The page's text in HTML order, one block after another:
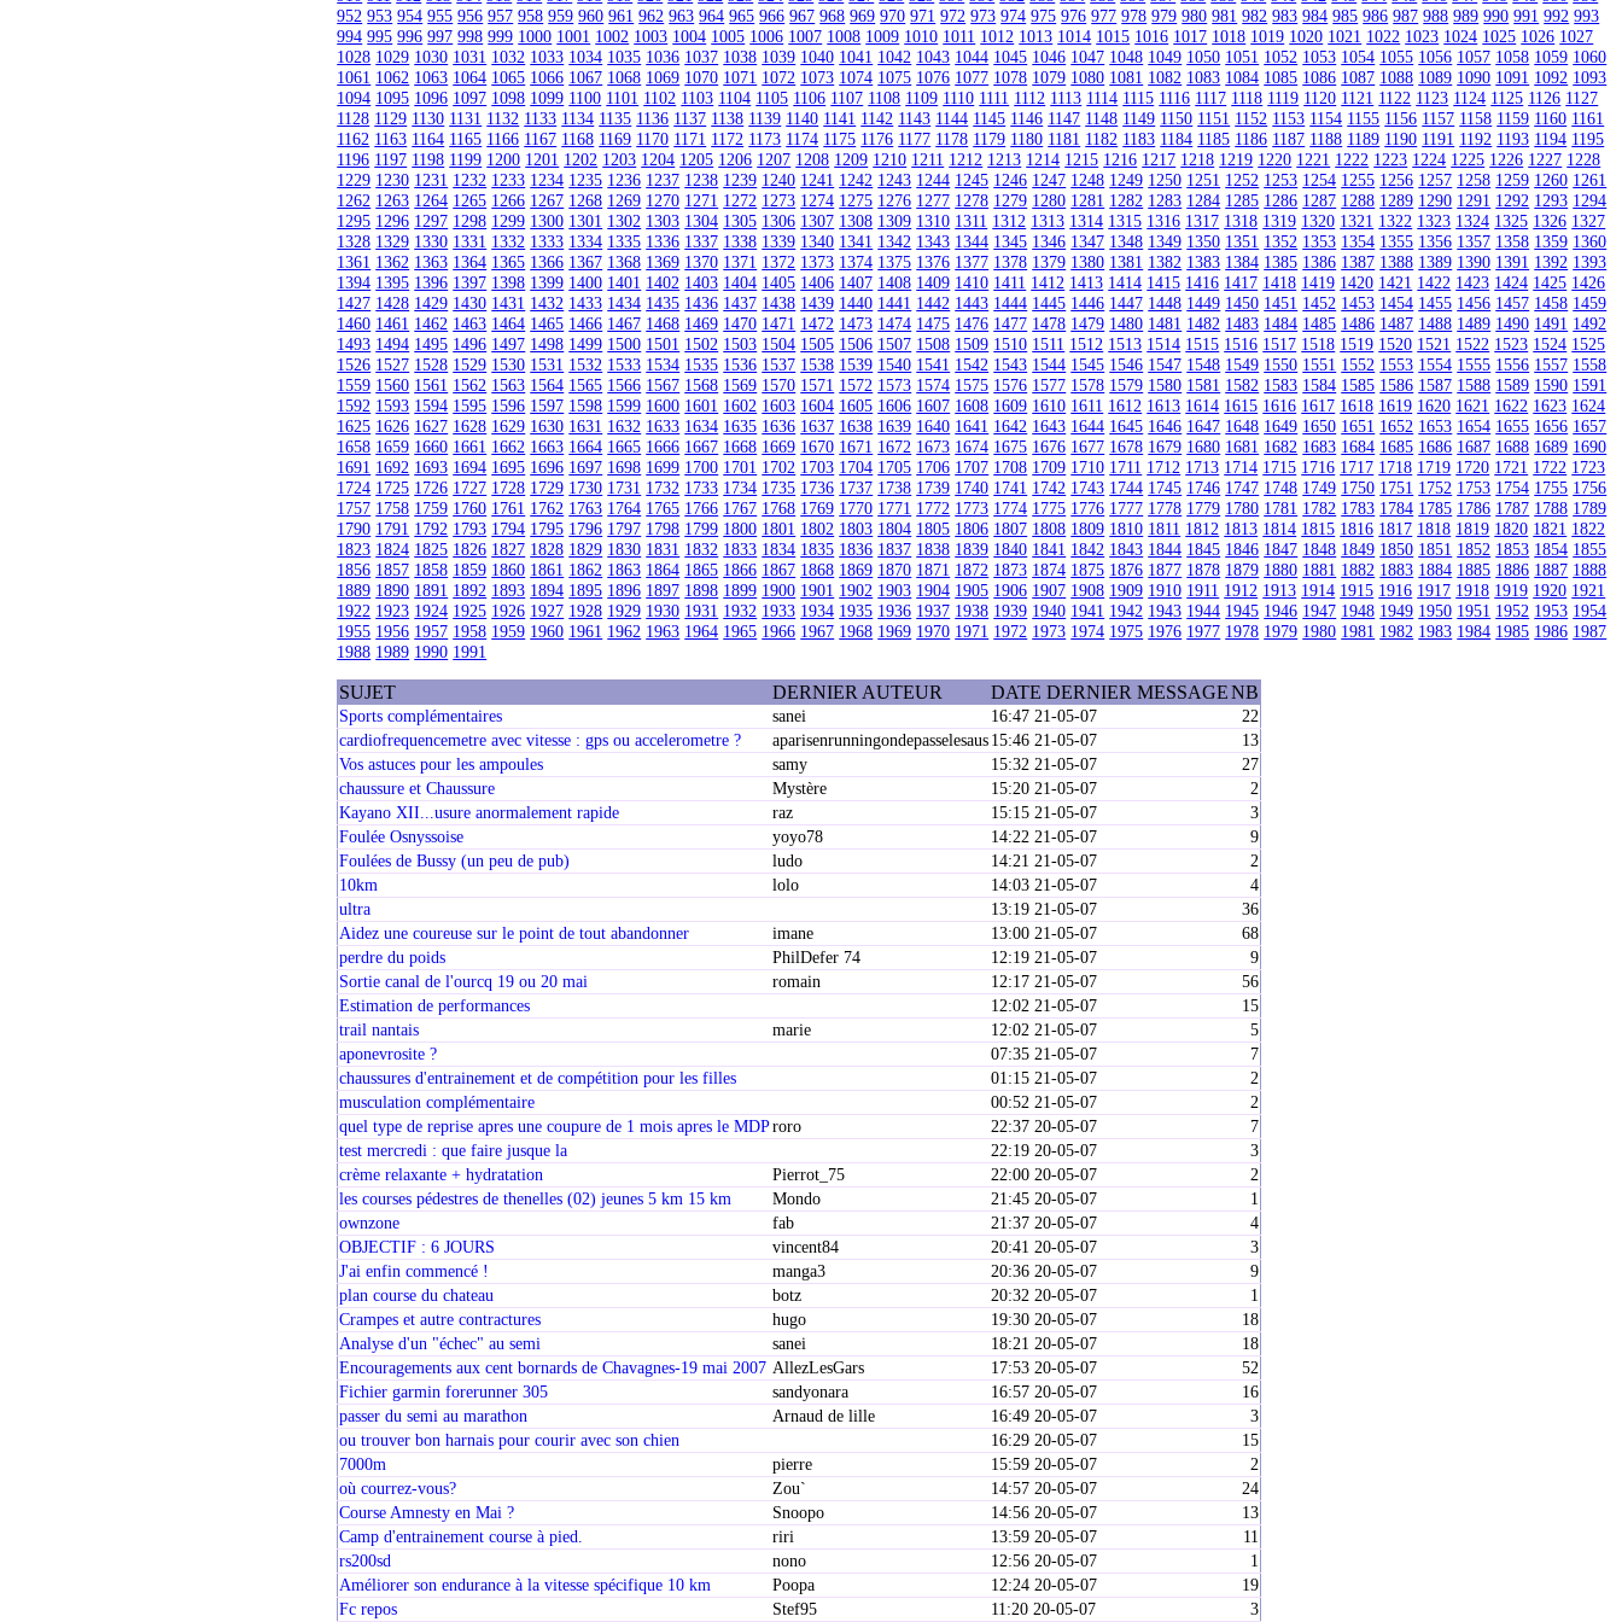
952 953 954 955 956 957 958 959 960 961 962 963 964 965 966 967 968 969 970 971 972 973 974 975 976 977 978 979 980 981 982 983 984 985 986 987 988 989 990 991 992 993
994 995 996 997 998 999 1000 1001 1002 1003 1004 1005 1006 1007 1008 1009 1010 1011 1012 1013 1014 1015 1016 1017 1018 1019 1020 1021 1022 1023 1024 1025 1026 1027
1028 1029 1030 1031 1032 1033 1034 1035 1036 1037 1038 1039 1040 1041 1042 1043 1044 1045 1046 1047 1048 1049 1050 1051 1052 1053 1054 1055 1056 1057 1058 1059 1060
1061 1062 1063 1064 1065 1066 1067 1068 1069 1070 1071 1072 1073 1074 1075 1076 1077 1078 1079 1080 1081 1082 1083 1084 1085 1086 1087 1088 1089 1090 1091 1092 1093
1094 1095 1096 1097 1098 1099 1100 1101 1102 1103 1104 1105 1106 1107 1108 1109 1110 1111 1112 1113 1114 1115 1116 1117 1118 1119 1120 1121 1122 1123 1124 1125 1126 1127
1128 1129 1130 1131 1132 1133 1134 1135 1136 1137 1138 1139 1140 1141 1142 1143 1144 1145 1146 1147 1148 1149 1150 1151 1152 1153 1154 1155 1156 1157 1158 1159 1160 1161
1162 1163 1164 1165 1166 1167 1168 1169 1170 1171 1172 1173 1174 1175 1176 1177 1178 1179 1180 1181 1182 1183 1184 1185 1186 1187 1188 1189 1190 1191 1192 1193 1194 1195
1196 1197 1198 1199 1200 1201 1202 1203 1204 1205 1206 1207 1208 1209 1210 1211 1212 1213 1214 1215 1216 1217 1218 1219 1220 1221 1222 1223 1224 1225 1226 1227 1228
1229 1230 1231 1232 1233 1234 1235 1236 1237 1238 1239 1240 1241 1242 1243 1244 1245 1246 1247 1248 1249 1250 1251 1252 1253 1254 1255 1256 1257 1258 1259 1260 1261
1262 1263 1264 1265 1266 1267 1268 1269 1270 1271 1272 1273 1274 1275 1276 1277 1278 1279 1280 1281 1282 1283 1284 1285 1286 1287 1288 1289 1290 1291 1292 1293 1294
1295 1296 1297 1298 1299 1300 1301 1302 1303 1304 1305 1306 1307 1308 1309 1310 1311 1312 1313 1314 1315 1316 1317 1318 1319 1320 1321 1322 1323 1324 1325 1326 1327
1328 1329 1330 1331 1332 1333 1334 1335 1336 1337 1338 1339 1340 1341 1342 1343 1344 1345 1346 1347 1348 1349 1350 1351 1352 1353 1354 1355 1356 1357 1358 1359 1360
1361 1362 1363 1364 1365 1366 1367 1368 1369 1370 1371 1372 1373 1374 1375 1376 1377 1378 1379 1380 1381 1382 1383 1384 1385 1386 1387 1388 1389 1390 1391 1392 1393
1394 1395 1396 1397 1398 1399 1400 1401 1402 1403 1404 1405 1406 1407 1408 1409 1410 1411 1412 1413 1414 1415 1416 1417 1418 1419 1420 1421 1422 1423 1424 1425 1426
1427 1428 1429 1430 1431 1432 1433 1434 1435 1436 1437 1438 1439 1440 1441 1442 1443 1444 1445 1446 1447 1448 1449 1450 1451 1452 1453 1454 1455 1456 1457 1458 1459
1460 1461 1462 1463 1464 1465 1466 1467 1468 1469 1470 1471 1472 1473 1474 1475 1476 1477 1478 1479 1480 1481 1482 1483 1484 1485 1486 1487 1488 1489 1490 1491 1492
1493 1494 1495 1496 1497 1498 1499 1500 1501 1502 1503 1504 1505 1506 1507 1508 1509 1510 1511 1512 1513 1514 1515 1516 1517 1518 1519 1520 1521 1522 1523 1524 1525
1526 1527 1528 1529 1530 1531 1532 1533 1534 1535 1536 1537 1538 1539 1540 1541 1542 1543 1544 1545 1546 1547 1548 1549 1550 1551 1552 1553 1554 1555 1556 1557 1558
1559 1560 1561 1562 1563 1564 1565 1566 1567 1568 1569 1570 1571 1572 1573 1574 1575 1576 1577 1578 1579 1580 1581 1582 1583 1584 1585 1586 1587 1588 1589 1590 1591
1592 1593 1594 1595 1596 1597 1598 1599 1600 1601 1602 1603 1604 1605 1606 1607 1608 1609 1610 1611 1612 1613 1614 1615 1616 1617 1618 1619 1620 1621 1622 1623 1624
1625 1626 1627 1628 1629 1630 1631 1632 1633 1634 1635 1636 1637 1638 1639 1640 1641 1642 1643 1644 1645 1646 1647 1648 1649 1650 1651 1652 1653 1654 1655 1656 1657
1658 1659 1660 1661 1662 1663 1664 1665 1666 1667 1668 1669 1670 1671 1672 1673 1674 1675 1676 1677 1678 1679 1680 1681 1682 1683 1684 1685 1686 1687 1688 1689 1690
1691 1692 1693 1694 1695 1696 1697 1698 1699 1700 1701 1702 1703 1704 1705 1706 1707 1708 1709 1710 1711 1712 1713 1714 1715 1716 1717 1718 1719 1720 1721 1722 1723
1724 1725 1726 1727 1728 1729 1730 1731 1732 1733 1734 1735 1736 1737 1738 1739 1740 1741 1742 1743 1744 1745 1746 1747 1748 1749 1750 1751 1752 1753 1754 1755 1756
1757 1758 1759 1760 1761 1762 1763 1764 1765 1766 1767 1768 1769 1770 1771 1772 1773 1774 1775 1776 1777 1778 1779 1780 1781 1782 1783 1784 1785 1786 1787 1788 1789
1790 1791 1792 1793 1794 1795 1796 1797 1798 1799 1800 1801 1802 1803 1804 1805 1806 1807 1808 1809 1810 1811 1812 1813 1814 1815 1816 1817 1818 1819 1820 1821 1822
1823 1824 1825 1826 1827 1828 1829 1830 1831 1832 1833 1834 1835 1836 1837 1838 1839 1840 1841 1842 1843 1844 1845 1846 1847 1848 1849 1850 1851 1852 1853 1854 1855
1856 1857 1858 1859 1860 1861 1862 1863 1864 1865 1866 1867 1868 1869 1870 1871 1872 1873 1874 1875 1876 1877 1878 1879 1880 1881 1882 1883 1884 1885 1886 1887 1888
1889 1890 1891 1892 1893 1894 1895 1896 1897 1898 1899 1900 1901 1902 1903 1904 1905 1906 1907 1908 1909 1910 1911 1912 1913 1914 1915 1916 1917 1918 1919 1920 1921
1922 1923 1924 1925 1926 1927 1928 1929 1930 1931 1932 1933 1934 1935 1936 1937 1938 1939 1940 1941 1942 1943 1944 1945 1946 1947 1948 1949 1950 1951 1952 1953 1954
1955 1956 1957 1958 1959 1960 1961 1962 1963 1964 1965 1966 1967 1968 1969 1970 1971 1972 1973 1974 1975 1976 1977 1978 1979 1980 1981 1982 1983 1984 1985 1986 1987
1988 1989 1990 1991
SUJET DERNIER AUTEUR DATE DERNIER MESSAGENB
Sports complémentaires sanei 16:47 21-05-07
22
cardiofrequencemetre avec vitesse : gps ou accelerometre ?
aparisenrunningondepasselesaus15:46 21-05-07
13
Vos astuces pour les ampoules
samy 15:32 21-05-07
27
chaussure et Chaussure
Mystère 15:20 21-05-07
2
Kayano XII...usure anormalement rapide
raz 15:15 21-05-07
3
Foulée Osnyssoise
yoyo78 14:22 21-05-07
9
Foulées de Bussy (un peu de pub)
ludo 14:21 21-05-07
2
10km
lolo 14:03 21-05-07
4
ultra
13:19 21-05-07
36
Aidez une coureuse sur le point de tout abandonner
imane 13:00 21-05-07
68
perdre du poids
PhilDefer 74 12:19 21-05-07
9
Sortie canal de l'ourcq 19 ou 20 mai
romain 12:17 21-05-07
56
Estimation de performances
12:02 21-05-07
15
trail nantais
marie 12:02 21-05-07
5
aponevrosite ?
07:35 21-05-07
7
chaussures d'entrainement et de compétition pour les filles
01:15 21-05-07
2
musculation complémentaire
00:52 21-05-07
2
quel type de reprise apres une coupure de 1 mois apres le MDProro 22:37 20-05-07
7
test mercredi : que faire jusque la
22:19 20-05-07
3
crème relaxante + hydratation
Pierrot_75 22:00 20-05-07
2
les courses pédestres de thenelles (02) jeunes 5 km 15 km
Mondo 21:45 20-05-07
1
ownzone
fab 21:37 20-05-07
4
OBJECTIF : 6 JOURS
vincent84 20:41 20-05-07
3
J'ai enfin commencé !
manga3 20:36 20-05-07
9
plan course du chateau
botz 20:32 20-05-07
1
Crampes et autre contractures
hugo 19:30 20-05-07
18
Analyse d'un "échec" au semi
sanei 18:21 20-05-07
18
Encouragements aux cent bornards de Chavagnes-19 mai 2007 AllezLesGars 17:53 20-05-07
52
Fichier garmin forerunner 305
sandyonara 16:57 20-05-07
16
passer du semi au marathon
Arnaud de lille 16:49 20-05-07
3
ou trouver bon harnais pour courir avec son chien
16:29 20-05-07
15
7000m
pierre 15:59 20-05-07
2
où courrez-vous?
Zou` 14:57 20-05-07
24
Course Amnesty en Mai ?
Snoopo 14:56 20-05-07
13
Camp d'entrainement course à pied.
riri 13:59 20-05-07
11
rs200sd
nono 12:56 20-05-07
1
Améliorer son endurance à la vitesse spécifique 10 km
Poopa 12:24 20-05-07
19
Fc repos
Stef95 11:20 20-05-07 3